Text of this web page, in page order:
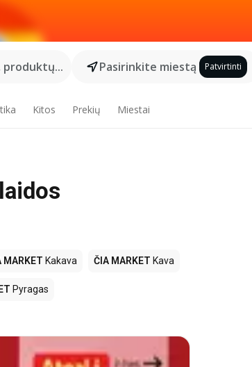
Pasirinkite miestą Patvirtinti
Kitos Prekių Miestai
MARKET Kakava ČIA MARKET Kava
Pyragas